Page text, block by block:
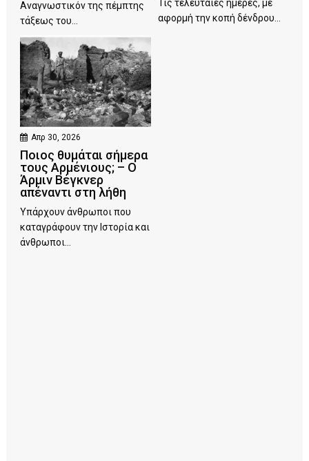
Αναγνωστικόν της πέμπτης
τάξεως του...
Τις τελευταίες ημέρες, με
αφορμή την κοπή δένδρου...
Απρ 30, 2026
Ποιος θυμάται σήμερα
τους Αρμένιους; – Ο
Άρμιν Βέγκνερ
απέναντι στη λήθη
Υπάρχουν άνθρωποι που
καταγράφουν την Ιστορία και
άνθρωποι...